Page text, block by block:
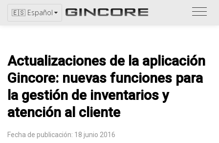
🇪🇸 Español
Actualizaciones de la aplicación
Gincore: nuevas funciones para
la gestión de inventarios y
atención al cliente
Fecha de publicación: 18 junio 2016